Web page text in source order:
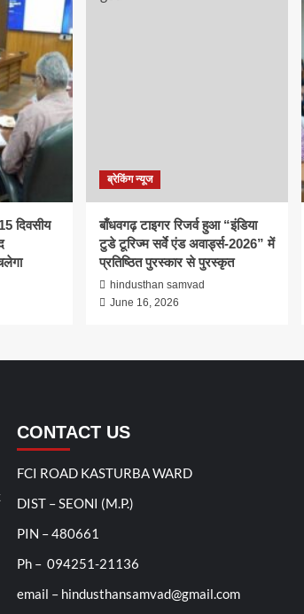
दिवसीय
ब्रेकिंग न्यूज
बाँधवगढ़ टाइगर रिजर्व हुआ “इंडिया
टुडे टूरिज्म सर्वे एंड अवार्ड्स-2026” में
प्रतिष्ठित पुरस्कार से पुरस्कृत
hindusthan samvad
June 16, 2026
CONTACT US
FCI ROAD KASTURBA WARD
DIST – SEONI (M.P.)
PIN – 480661
Ph – 094251-21136
email – hindusthansamvad@gmail.com